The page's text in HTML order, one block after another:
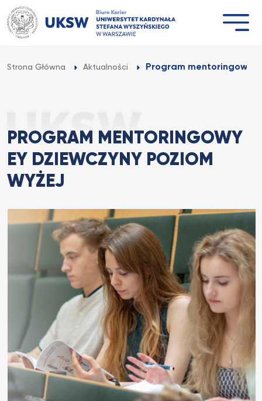
Przejdź
do
treści
Strona Główna Aktualności Program mentoringowy
PROGRAM MENTORINGOWY
EY DZIEWCZYNY POZIOM
WYŻEJ